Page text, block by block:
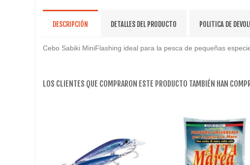
DESCRIPCIÓN DETALLES DEL PRODUCTO POLITICA DE
Cebo Sabiki MiniFlashing ideal para la pesca de pequeñas
LOS CLIENTES QUE COMPRARON ESTE PRODUCTO TAMBIÉN HAN